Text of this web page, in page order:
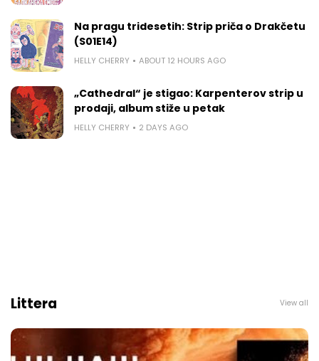
Na pragu tridesetih: Strip priča o Drakčetu
(S01E14)
HELLY CHERRY ABOUT 12 HOURS AGO
„Cathedral“ je stigao: Karpenterov strip u
prodaji, album stiže u petak
HELLY CHERRY 2 DAYS AGO
Littera View all